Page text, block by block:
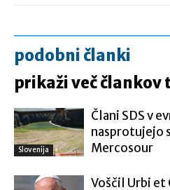
podobni članki
prikaži več člankov
Slovenija
Člani SDS v
nasprotujejo
Mercosour
Voščil Urbi et